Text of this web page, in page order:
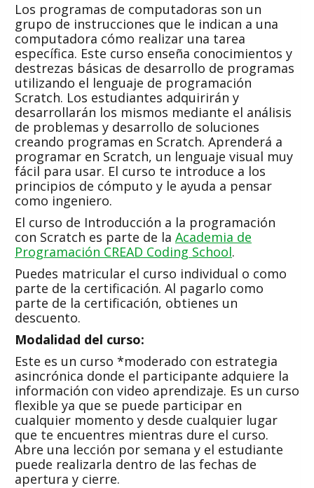
Los programas de computadoras son un
grupo de instrucciones que le indican a una
computadora cómo realizar una tarea
específica. Este curso enseña conocimientos y
destrezas básicas de desarrollo de programas
utilizando el lenguaje de programación
Scratch. Los estudiantes adquirirán y
desarrollarán los mismos mediante el análisis
de problemas y desarrollo de soluciones
creando programas en Scratch. Aprenderá a
programar en Scratch, un lenguaje visual muy
fácil para usar. El curso te introduce a los
principios de cómputo y le ayuda a pensar
como ingeniero.
El curso de Introducción a la programación
con Scratch es parte de la Academia de
Programación CREAD Coding School.
Puedes matricular el curso individual o como
parte de la certificación. Al pagarlo como
parte de la certificación, obtienes un
descuento.
Modalidad del curso:
Este es un curso *moderado con estrategia
asincrónica donde el participante adquiere la
información con video aprendizaje. Es un curso
flexible ya que se puede participar en
cualquier momento y desde cualquier lugar
que te encuentres mientras dure el curso.
Abre una lección por semana y el estudiante
puede realizarla dentro de las fechas de
apertura y cierre.